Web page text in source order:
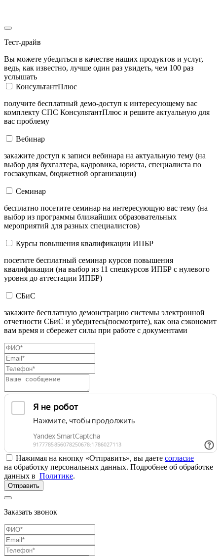
Тест-драйв
Вы можете убедиться в качестве наших продуктов и услуг,
ведь, как известно, лучше один раз увидеть, чем 100 раз
услышать
КонсультантПлюс
получите бесплатный демо-доступ к интересующему вас
комплекту СПС КонсультантПлюс и решите актуальную для
вас проблему
Вебинар
закажите доступ к записи вебинара на актуальную тему (на
выбор для бухгалтера, кадровика, юриста, специалиста по
госзакупкам, бюджетной организации)
Семинар
бесплатно посетите семинар на интересующую вас тему (на
выбор из программы ближайших образовательных
мероприятий для разных специалистов)
Курсы повышения квалификации ИПБР
посетите бесплатный семинар курсов повышения
квалификации (на выбор из 11 спецкурсов ИПБР с нулевого
уровня до аттестации ИПБР)
СБиС
закажите бесплатную демонстрацию системы электронной
отчетности СБиС и убедитесь(посмотрите), как она сэкономит
вам время и сбережет силы при работе с документами
Нажимая на кнопку «Отправить», вы даете согласие
на обработку персональных данных. Подробнее об обработке
данных в Политике.
Отправить
Заказать звонок